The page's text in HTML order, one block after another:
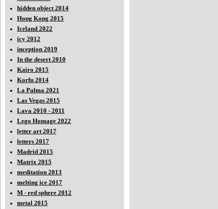
hidden object 2014
Hong Kong 2015
Iceland 2022
icy 2012
inception 2019
In the desert 2010
Kairo 2015
Korfu 2014
La Palma 2021
Las Vegas 2015
Lava 2010 - 2011
Lego Homage 2022
letter art 2017
letters 2017
Madrid 2015
Matrix 2015
meditation 2013
melting ice 2017
M - red sphere 2012
metal 2015